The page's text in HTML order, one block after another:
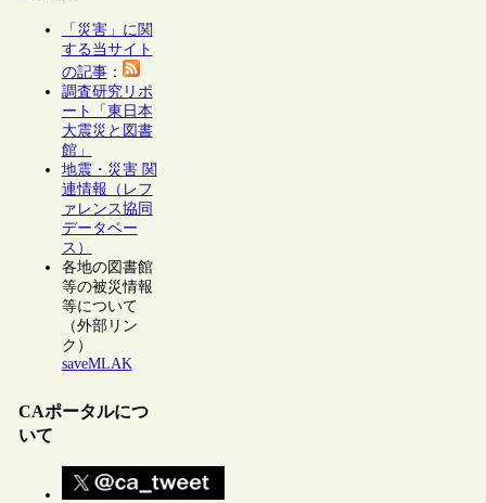
「災害」に関
する当サイト
の記事：
調査研究リポ
ート「東日本
大震災と図書
館」
地震・災害 関
連情報（レフ
ァレンス協同
データベー
ス）
各地の図書館
等の被災情報
等について
（外部リン
ク）
saveMLAK
CAポータルにつ
いて